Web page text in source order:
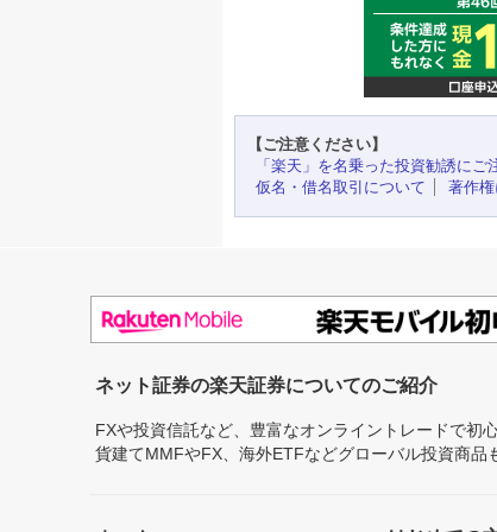
【ご注意ください】
「楽天」を名乗った投資勧誘にご
仮名・借名取引について
著作
ネット証券の楽天証券についてのご紹介
FXや投資信託など、豊富なオンライントレードで初
貨建てMMFやFX、海外ETFなどグローバル投資商品